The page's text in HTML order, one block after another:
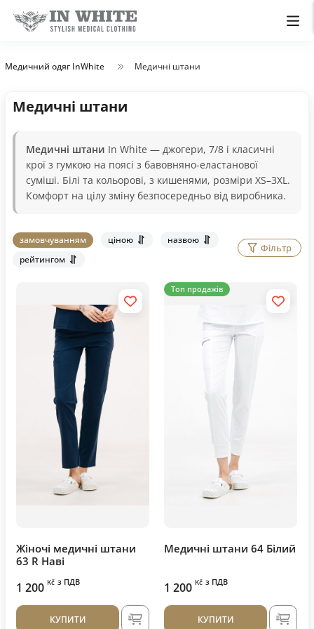
Медичний одяг InWhite Медичні штани
Медичні штани
Медичні штани In White — джогери, 7/8 і класичні
крої з гумкою на поясі з бавовняно-еластанової
суміші. Білі та кольорові, з кишенями, розміри XS–3XL.
Комфорт на цілу зміну безпосередньо від виробника.
замовчуванням ціною
назвою
рейтингом
Фільтр
Жіночі медичні штани
63 R Наві
1 200 Kč з ПДВ
КУПИТИ
Топ продажів
Медичні штани 64 Білий
1 200 Kč з ПДВ
КУПИТИ